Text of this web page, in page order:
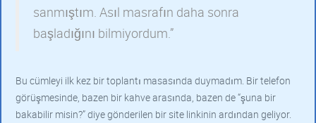
sanmıştım. Asıl masrafın daha sonra
başladığını bilmiyordum.”
Bu cümleyi ilk kez bir toplantı masasında duymadım. Bir telefon
görüşmesinde, bazen bir kahve arasında, bazen de “şuna bir
bakabilir misin?” diye gönderilen bir site linkinin ardından geliyor.